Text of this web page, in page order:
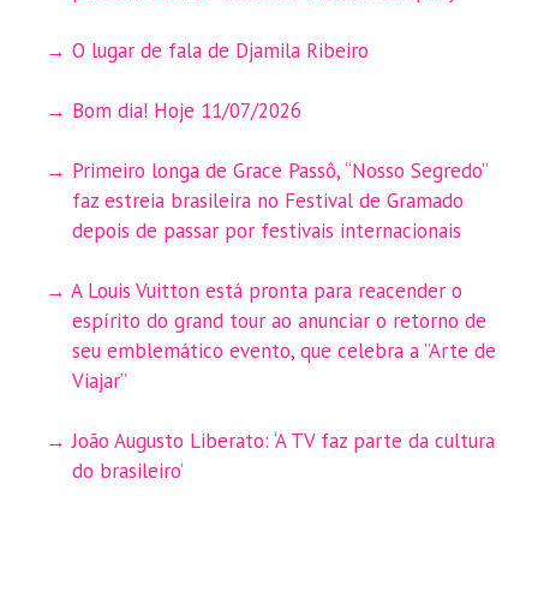
O lugar de fala de Djamila Ribeiro
Bom dia! Hoje 11/07/2026
Primeiro longa de Grace Passô, “Nosso Segredo”
faz estreia brasileira no Festival de Gramado
depois de passar por festivais internacionais
A Louis Vuitton está pronta para reacender o
espírito do grand tour ao anunciar o retorno de
seu emblemático evento, que celebra a ”Arte de
Viajar”
João Augusto Liberato: ‘A TV faz parte da cultura
do brasileiro’